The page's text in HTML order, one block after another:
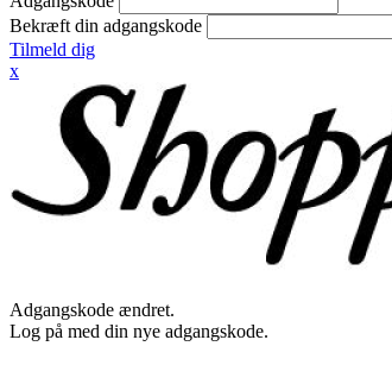
Bekræft din adgangskode
Tilmeld dig
x
Adgangskode ændret.
Log på med din nye adgangskode.